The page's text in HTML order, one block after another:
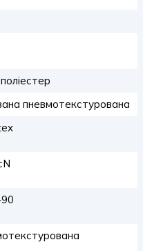
пневмотекстурована